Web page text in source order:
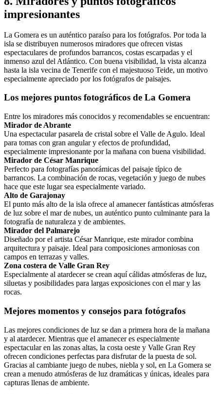
impresionantes
La Gomera es un auténtico paraíso para los fotógrafos. Por toda la
isla se distribuyen numerosos miradores que ofrecen vistas
espectaculares de profundos barrancos, costas escarpadas y el
inmenso azul del Atlántico. Con buena visibilidad, la vista alcanza
hasta la isla vecina de Tenerife con el majestuoso Teide, un motivo
especialmente apreciado por los fotógrafos de paisajes.
Los mejores puntos fotográficos de La Gomera
Entre los miradores más conocidos y recomendables se encuentran:
Mirador de Abrante
Una espectacular pasarela de cristal sobre el Valle de Agulo. Ideal
para tomas con gran angular y efectos de profundidad,
especialmente impresionante por la mañana con buena visibilidad.
Mirador de César Manrique
Perfecto para fotografías panorámicas del paisaje típico de
barrancos. La combinación de rocas, vegetación y juego de nubes
hace que este lugar sea especialmente variado.
Alto de Garajonay
El punto más alto de la isla ofrece al amanecer fantásticas atmósferas
de luz sobre el mar de nubes, un auténtico punto culminante para la
fotografía de naturaleza y de ambientes.
Mirador del Palmarejo
Diseñado por el artista César Manrique, este mirador combina
arquitectura y paisaje. Ideal para composiciones armoniosas con
campos en terrazas y valles.
Zona costera de Valle Gran Rey
Especialmente al atardecer se crean aquí cálidas atmósferas de luz,
siluetas y posibilidades para largas exposiciones con el mar y las
rocas.
Mejores momentos y consejos para fotógrafos
Las mejores condiciones de luz se dan a primera hora de la mañana
y al atardecer. Mientras que el amanecer es especialmente
espectacular en las zonas altas, la costa oeste y Valle Gran Rey
ofrecen condiciones perfectas para disfrutar de la puesta de sol.
Gracias al cambiante juego de nubes, niebla y sol, en La Gomera se
crean a menudo atmósferas de luz dramáticas y únicas, ideales para
capturas llenas de ambiente.